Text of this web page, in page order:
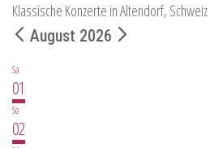
Klavierrezital
Samstag 29.08.2026, 17:30 im
Klassische Konzerte in Altendorf, Schweiz
August 2026
Sa
01
So
02